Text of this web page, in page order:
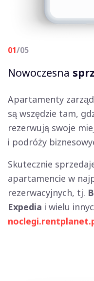
01/05
Nowoczesna
Apartamenty
są wszędzie tam,
rezerwują swoje
i podróży
Skutecznie
apartamencie w
rezerwacyjnych, tj.
Expedia i wielu